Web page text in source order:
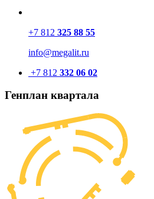
+7 812 325 88 55
info@megalit.ru
+7 812 332 06 02
Генплан квартала